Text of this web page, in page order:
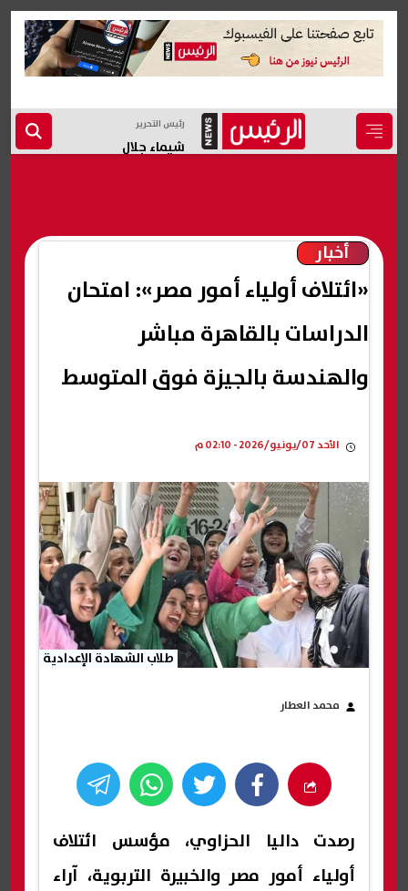
رئيس التحرير
شيماء جلال
أخبار
«ائتلاف أولياء أمور مصر»: امتحان
الدراسات بالقاهرة مباشر
والهندسة بالجيزة فوق المتوسط
الأحد 07/يونيو/2026 - 02:10 م
طلاب الشهادة الإعدادية
محمد العطار
رصدت داليا الحزاوي، مؤسس ائتلاف
أولياء أمور مصر والخبيرة التربوية، آراء